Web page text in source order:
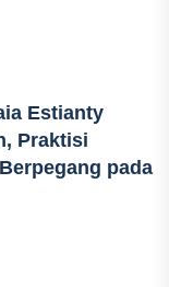
Estianty
Praktisi
pada